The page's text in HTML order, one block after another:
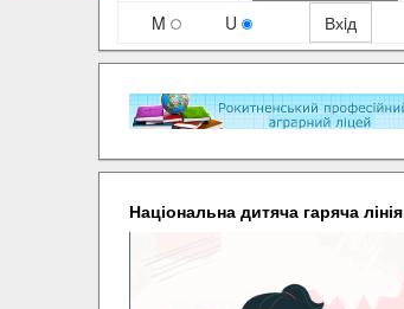
M
U
Національна дитяча гаряча лінія